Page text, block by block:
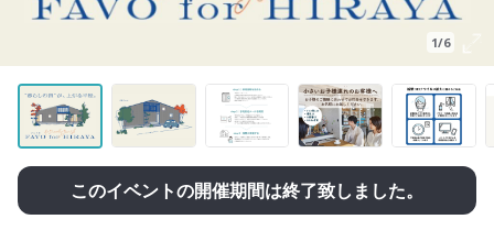
1/6
このイベントの開催期間は終了致しました。